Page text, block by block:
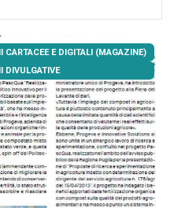
CARTACEE E DIGITALI (MAGAZINE)
DIVULGATIVE